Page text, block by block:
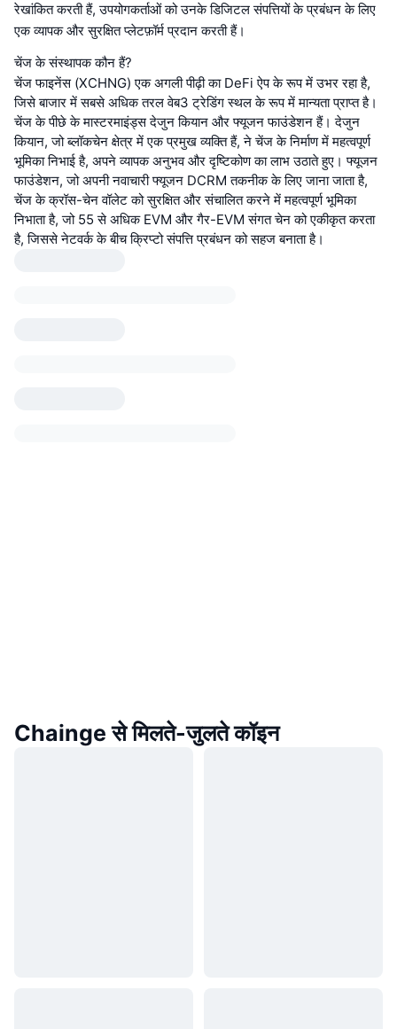
रेखांकित करती हैं, उपयोगकर्ताओं को उनके डिजिटल संपत्तियों के प्रबंधन के लिए
एक व्यापक और सुरक्षित प्लेटफ़ॉर्म प्रदान करती हैं।
चेंज के संस्थापक कौन हैं?
चेंज फाइनेंस (XCHNG) एक अगली पीढ़ी का DeFi ऐप के रूप में उभर रहा है,
जिसे बाजार में सबसे अधिक तरल वेब3 ट्रेडिंग स्थल के रूप में मान्यता प्राप्त है।
चेंज के पीछे के मास्टरमाइंड्स देजुन कियान और फ्यूजन फाउंडेशन हैं। देजुन
कियान, जो ब्लॉकचेन क्षेत्र में एक प्रमुख व्यक्ति हैं, ने चेंज के निर्माण में महत्वपूर्ण
भूमिका निभाई है, अपने व्यापक अनुभव और दृष्टिकोण का लाभ उठाते हुए। फ्यूजन
फाउंडेशन, जो अपनी नवाचारी फ्यूजन DCRM तकनीक के लिए जाना जाता है,
चेंज के क्रॉस-चेन वॉलेट को सुरक्षित और संचालित करने में महत्वपूर्ण भूमिका
निभाता है, जो 55 से अधिक EVM और गैर-EVM संगत चेन को एकीकृत करता
है, जिससे नेटवर्क के बीच क्रिप्टो संपत्ति प्रबंधन को सहज बनाता है।
Chainge से मिलते-जुलते कॉइन